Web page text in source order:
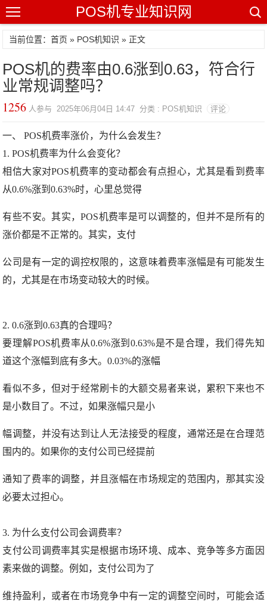
POS机专业知识网
当前位置：首页 » POS机知识 » 正文
POS机的费率由0.6涨到0.63，符合行
业常规调整吗？
1256 人参与 2025年06月04日 14:47 分类 : POS机知识 评论
一、 POS机费率涨价，为什么会发生？
1. POS机费率为什么会变化？
相信大家对POS机费率的变动都会有点担心，尤其是看到费率
从0.6%涨到0.63%时，心里总觉得
有些不安。其实，POS机费率是可以调整的，但并不是所有的
涨价都是不正常的。其实， 支付
公司是有一定的调控权限的，这意味着费率涨幅是有可能发生
的，尤其是在市场变动较大的时候。
2. 0.6涨到0.63真的合理吗？
要理解POS机费率从0.6%涨到0.63%是不是合理，我们得先知
道这个涨幅到底有多大。0.03%的涨幅
看似不多，但对于经常刷卡的大额交易者来说，累积下来也不
是小数目了。不过，如果涨幅只是小
幅调整，并没有达到让人无法接受的程度，通常还是在合理范
围内的。如果你的支付公司已经提前
通知了费率的调整，并且涨幅在市场规定的范围内，那其实没
必要太过担心。
3. 为什么支付公司会调费率？
支付公司调费率其实是根据市场环境、成本、竞争等多方面因
素来做的调整。例如，支付公司为了
维持盈利，或者在市场竞争中有一定的调整空间时，可能会适